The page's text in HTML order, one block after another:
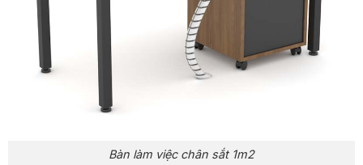
Bàn làm việc chân sắt 1m2